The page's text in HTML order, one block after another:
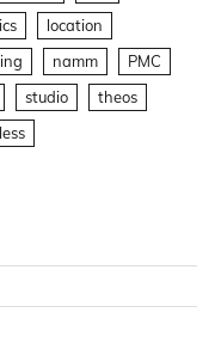
location
namm
PMC
studio
theos